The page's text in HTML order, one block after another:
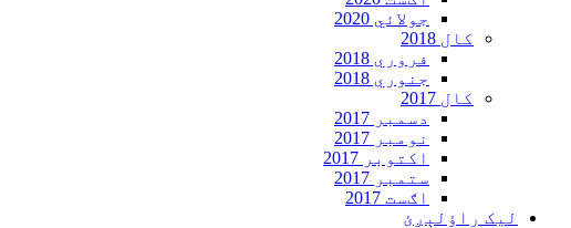
جولائي 2020
کال 2018
فروري 2018
جنوري 2018
کال 2017
دسمبر 2017
نومبر 2017
اکتوبر 2017
ستمبر 2017
اګست 2017
ليک راؤلېږئ